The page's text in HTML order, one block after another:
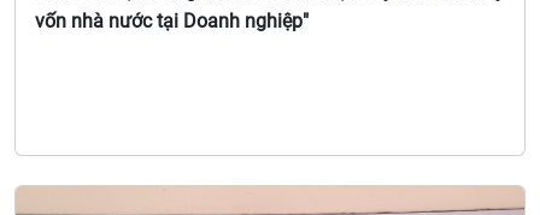
vốn nhà nước tại Doanh nghiệp"